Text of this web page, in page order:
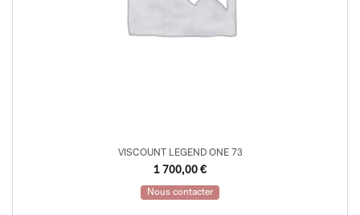
VISCOUNT LEGEND ONE 73
1 700,00 €
Nous contacter